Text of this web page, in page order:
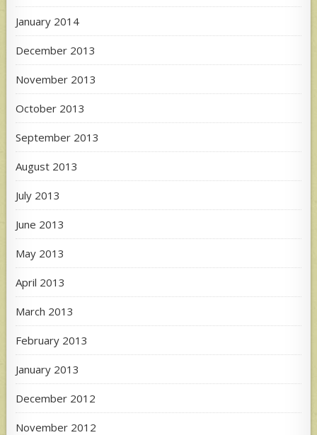
January 2014
December 2013
November 2013
October 2013
September 2013
August 2013
July 2013
June 2013
May 2013
April 2013
March 2013
February 2013
January 2013
December 2012
November 2012